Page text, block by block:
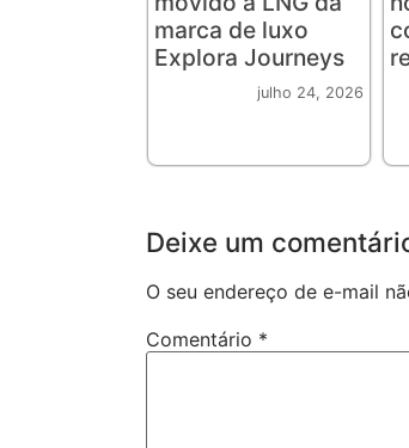
marca de luxo
Explora Journeys
julho 24, 2026
Deixe um
O seu endereço de e-mail
Comentário *